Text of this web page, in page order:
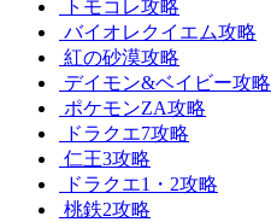
トモコレ攻略
バイオレクイエム攻略
紅の砂漠攻略
デイモン&ベイビー攻略
ポケモンZA攻略
ドラクエ7攻略
仁王3攻略
ドラクエ1・2攻略
桃鉄2攻略